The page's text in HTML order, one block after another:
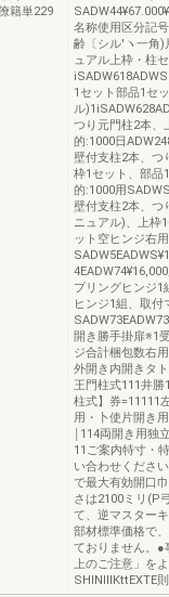
籍単229
名称使用区分記
齢〔シル′ヽ一角
ュアル上枠・柱
1セット部品1セ
ル
つり元門柱2本、
的:1000日
壁付支柱2本、つ
枠1セット、部品
的:1000用
壁付支柱2本、つ
ニュアル)、上枠
ット空ヒンジ右
プリングヒンジ1
ヒンジ1組、取付
開き勝手掛扉※1
ジ合計梱包数右
外開き内開きタ
王門柱式111井
柱式】券=11111
用・卜使片開き
￨114両開き用独
11ご案内特寸・
い合わせくださ
で最大有効開口
さは2100ミリ(P
て、逆マスター
部材標準価格で
ておりません。●
上のご注意」を
SHINⅢKttEXTE